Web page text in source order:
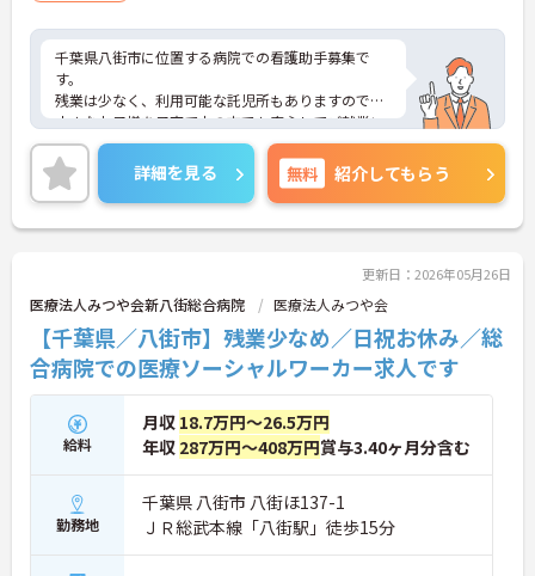
た無料駐車場の完備や、年末年始手当、従業員紹介
制度（リファラル）、インフルエンザ手当といった
細やかなサポートも充実しています。
千葉県八街市に位置する病院での看護助手募集で
す。
残業は少なく、利用可能な託児所もありますので、
小さなお子様を子育て中の方でも安心してご就業い
ただけます！
ご興味ある方には、面接対策ポイントなど、さらに
詳細をお話しいたしますのでお気軽にご相談くださ
い！
詳細を見る 無料 紹介してもらう
更新日：2026年05月26日
医療法人みつや会新八街総合病院 医療法人みつや会
【千葉県／八街市】残業少なめ／日祝お休み／総
合病院での医療ソーシャルワーカー求人です
給料
月収 18.7万円～26.5万円
年収 287万円～408万円賞与3.40ヶ月分含む
勤務地
千葉県 八街市 八街ほ137-1
ＪＲ総武本線「八街駅」徒歩15分